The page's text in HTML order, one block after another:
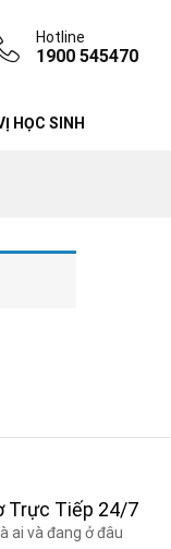
Hotline
1900 545470
HỌC SINH
Trực Tiếp 24/7
ai và đang ở đâu